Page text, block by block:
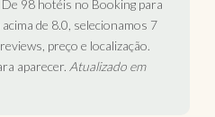
De 98 hotéis no Booking para
de 8.0, selecionamos 7
preço e localização.
aparecer. Atualizado em